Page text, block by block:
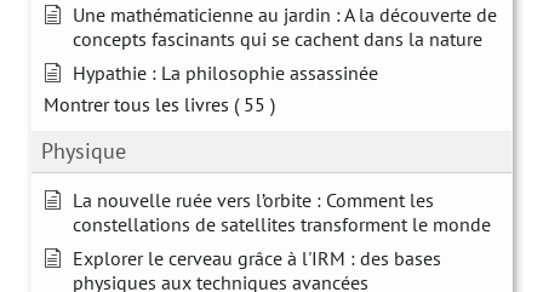
Une mathématicienne au jardin : A la découverte de
concepts fascinants qui se cachent dans la nature
Hypathie : La philosophie assassinée
Montrer tous les livres ( 55 )
Physique
La nouvelle ruée vers l’orbite : Comment les
constellations de satellites transforment le monde
Explorer le cerveau grâce à l'IRM : des bases
physiques aux techniques avancées